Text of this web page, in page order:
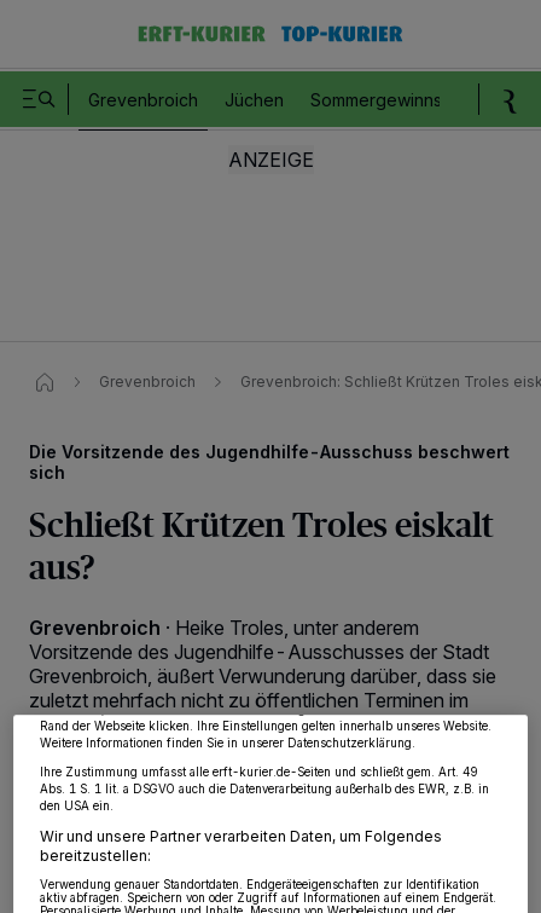
Grevenbroich Jüchen Sommergewinnspiel
Grevenbroich Grevenbroich: Schließt Krützen Troles
Die Vorsitzende des Jugendhilfe-Ausschuss beschwert
sich
Schließt Krützen Troles eiskalt
aus?
Grevenbroich · Heike Troles, unter anderem
Vorsitzende des Jugendhilfe-Ausschusses der Stadt
Grevenbroich, äußert Verwunderung darüber, dass sie
zuletzt mehrfach nicht zu öffentlichen Terminen im
Bereich Kinder- und Jugendpolitik eingeladen wurde.
von OK aktivieren Sie Tracking-Technologien für die unter „Wir und unsere
Partner verarbeiten Daten, um Ihnen Dienste bereitzustellen“ aufgeführten
Zwecke. Wenn Tracker deaktiviert sind, sind manche Inhalte und Anzeigen
möglicherweise nicht mehr so relevant für Sie. Sie können dieses Menü jederzeit
wieder aufrufen, um Ihre Einstellungen zu ändern oder Ihre Einwilligung zu
widerrufen, indem Sie auf den Link Einstellungen oder Ablehnen am unteren
Rand der Webseite klicken. Ihre Einstellungen gelten innerhalb unseres Website.
Weitere Informationen finden Sie in unserer Datenschutzerklärung.
Ihre Zustimmung umfasst alle erft-kurier.de-Seiten und schließt gem. Art. 49
Abs. 1 S. 1 lit. a DSGVO auch die Datenverarbeitung außerhalb des EWR, z.B. in
den USA ein.
Wir und unsere Partner verarbeiten Daten, um Folgendes
bereitzustellen:
Verwendung genauer Standortdaten. Endgeräteeigenschaften zur Identifikation
aktiv abfragen. Speichern von oder Zugriff auf Informationen auf einem Endgerät.